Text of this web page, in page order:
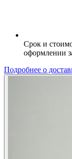
Срок и
оформлении
Подробнее о